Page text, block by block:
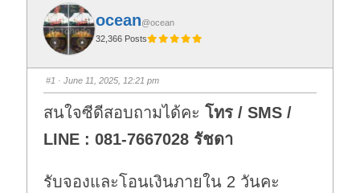
ocean@ocean
32,366 Posts
#1 · June 11, 2025, 12:21 pm
สนใจซีดีสอบถามได้คะโทร / SMS /
LINE : 081-7667028 รัชดา
รับจองและโอนเงินภายใน 2 วันคะ